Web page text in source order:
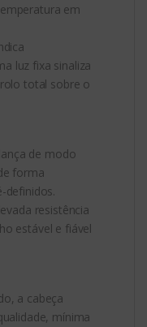
em
luz fixa sinaliza
total sobre o
de modo
forma
definidos.
resistência
estável e fiável
a cabeça
mínima